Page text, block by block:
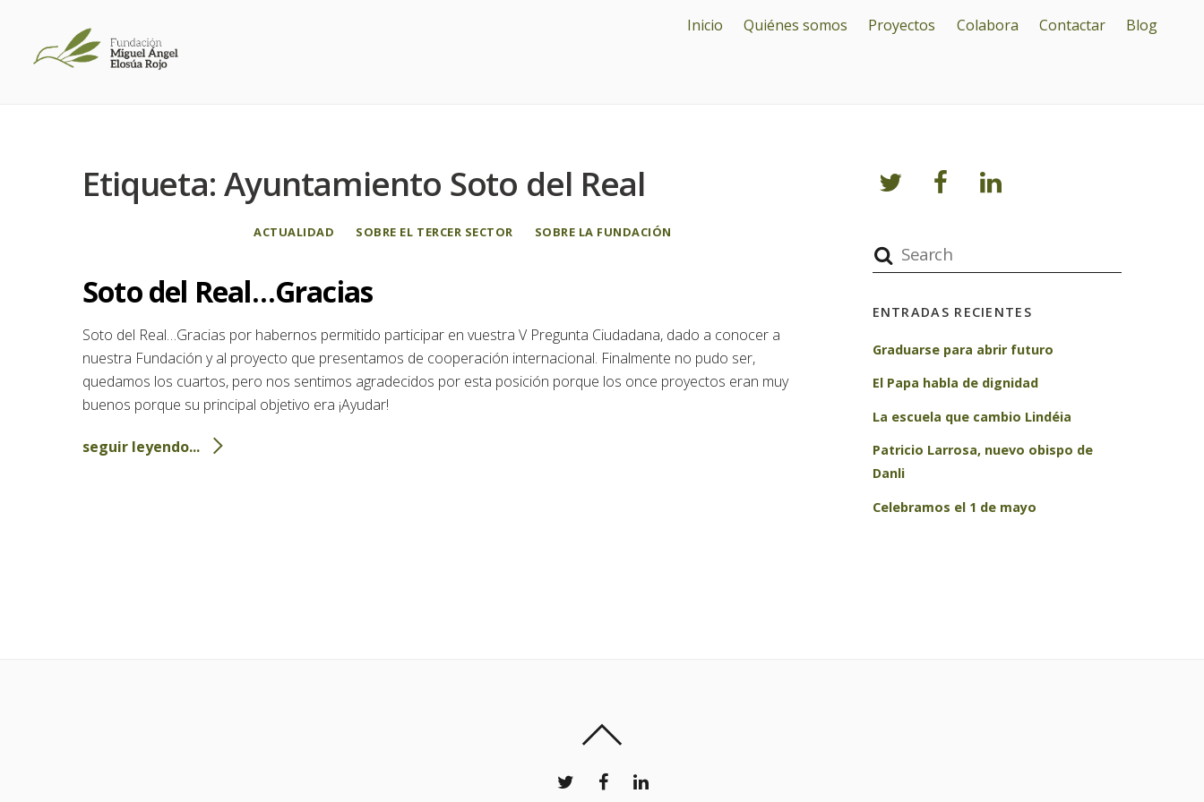
Inicio Quiénes somos Proyectos Colabora Contactar Blog
Etiqueta: Ayuntamiento Soto del Real
ACTUALIDAD SOBRE EL TERCER SECTOR SOBRE LA FUNDACIÓN
Soto del Real…Gracias
Soto del Real…Gracias por habernos permitido participar en vuestra V Pregunta Ciudadana, dado a conocer a
nuestra Fundación y al proyecto que presentamos de cooperación internacional. Finalmente no pudo ser,
quedamos los cuartos, pero nos sentimos agradecidos por esta posición porque los once proyectos eran muy
buenos porque su principal objetivo era ¡Ayudar!
seguir leyendo...
ENTRADAS RECIENTES
Graduarse para abrir futuro
El Papa habla de dignidad
La escuela que cambio Lindéia
Patricio Larrosa, nuevo obispo de
Danli
Celebramos el 1 de mayo